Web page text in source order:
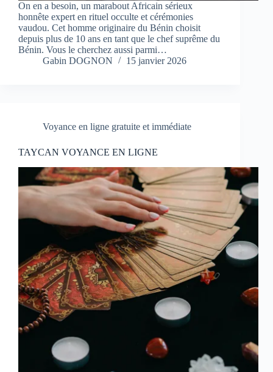
On en a besoin, un marabout Africain sérieux
honnête expert en rituel occulte et cérémonies
vaudou. Cet homme originaire du Bénin choisit
depuis plus de 10 ans en tant que le chef suprême du
Bénin. Vous le cherchez aussi parmi…
Gabin DOGNON
15 janvier 2026
Voyance en ligne gratuite et immédiate
TAYCAN VOYANCE EN LIGNE